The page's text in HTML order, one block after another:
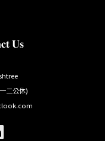
𝐔𝐬
二公休)